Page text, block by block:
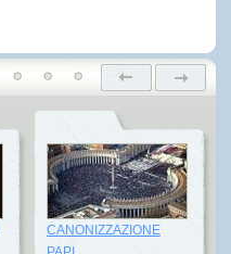
CANONIZZAZIONE